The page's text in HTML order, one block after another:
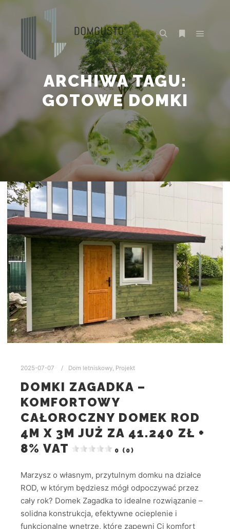
ARCHIWA TAGU:
GOTOWE DOMKI
2025-07-07 Dom letniskowy, Projekt
DOMKI ZAGADKA –
KOMFORTOWY
CAŁOROCZNY DOMEK ROD
4M X 3M JUŻ ZA 41.240 ZŁ +
8% VAT
0 (0)
Marzysz o własnym, przytulnym domku na działce
ROD, w którym będziesz mógł odpoczywać przez
cały rok? Domek Zagadka to idealne rozwiązanie –
solidna konstrukcja, efektywne ocieplenie i
funkcjonalne wnętrze, które zapewni Ci komfort